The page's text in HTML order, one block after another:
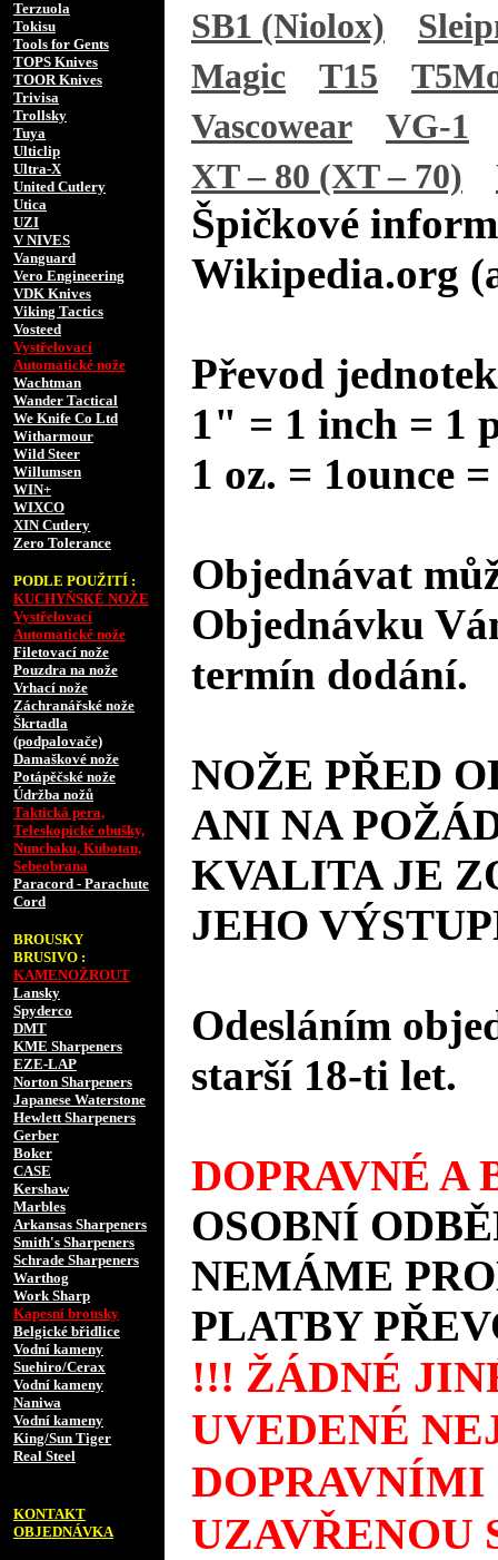
Terzuola
Tokisu
Tools for Gents
TOPS Knives
TOOR Knives
Trivisa
Trollsky
Tuya
Ulticlip
Ultra-X
United Cutlery
Utica
UZI
V NIVES
Vanguard
Vero Engineering
VDK Knives
Viking Tactics
Vosteed
Vystřelovací
Automatické nože
Wachtman
Wander Tactical
We Knife Co Ltd
Witharmour
Wild Steer
Willumsen
WIN+
WIXCO
XIN Cutlery
Zero Tolerance
PODLE POUŽITÍ :
KUCHYŇSKÉ NOŽE
Vystřelovací
Automatické nože
Filetovací nože
Pouzdra na nože
Vrhací nože
Záchranářské nože
Škrtadla
(podpalovače)
Damaškové nože
Potápěčské nože
Údržba nožů
Taktická pera,
Teleskopické obušky,
Nunchaku, Kubotan,
Sebeobrana
Paracord - Parachute
Cord
BROUSKY
BRUSIVO :
KAMENOŽROUT
Lansky
Spyderco
DMT
KME Sharpeners
EZE-LAP
Norton Sharpeners
Japanese Waterstone
Hewlett Sharpeners
Gerber
Boker
CASE
Kershaw
Marbles
Arkansas Sharpeners
Smith's Sharpeners
Schrade Sharpeners
Warthog
Work Sharp
Kapesní brousky
Belgické břidlice
Vodní kameny
Suehiro/Cerax
Vodní kameny
Naniwa
Vodní kameny
King/Sun Tiger
Real Steel
KONTAKT
OBJEDNÁVKA
SB1 (Niolox)
Magic
T15
Vascowear
VG-1
XT – 80 (XT – 70)
Špičkové
Wikipedia.org
Převod
1" = 1 inch = 1
1 oz. = 1ounce
Objednávat
Objednávku
termín dodání.
NOŽE PŘED
ANI NA
KVALITA JE
JEHO
Odesláním
starší 18-ti let.
DOPRAVNÉ A
OSOBNÍ
NEMÁME
PLATBY
!!! ŽÁDNÉ
UVEDENÉ
UZAVŘENOU